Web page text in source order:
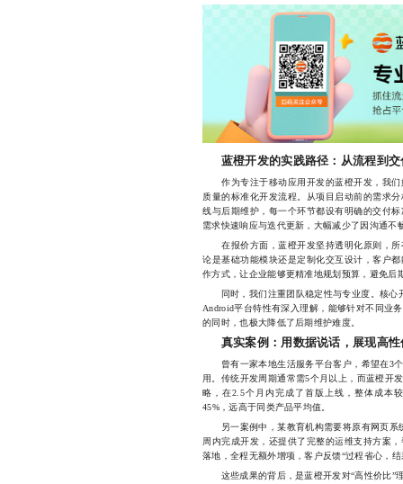
蓝橙开发的实践路径：从流程到
作为专注于移动应用开发的蓝橙开发，我们
质量的标准化开发流程。从项目启动前的需求
线与后期维护，每一个环节都设有明确的交付
需求快速响应与迭代更新，大幅减少了因沟通不
在报价方面，蓝橙开发坚持透明化原则，所
论是基础功能模块还是定制化交互设计，客户
作方式，让企业能够更精准地规划预算，避免后
同时，我们注重团队稳定性与专业度。核心
Android平台特性有深入理解，能够针对不同业
的同时，也极大降低了后期维护难度。
真实案例：用数据说话，展现高
曾有一家本地生活服务平台客户，希望在3个
用。传统开发周期通常需5个月以上，而蓝橙开
略，在2.5个月内完成了首版上线，整体成本
45%，远高于同类产品平均值。
另一案例中，某教育机构需要将原有网页系
周内完成开发，还提供了完整的运维支持方案
落地，全程无额外增项，客户反馈“过程省心，结
这些成果的背后，是蓝橙开发对“高性价比”